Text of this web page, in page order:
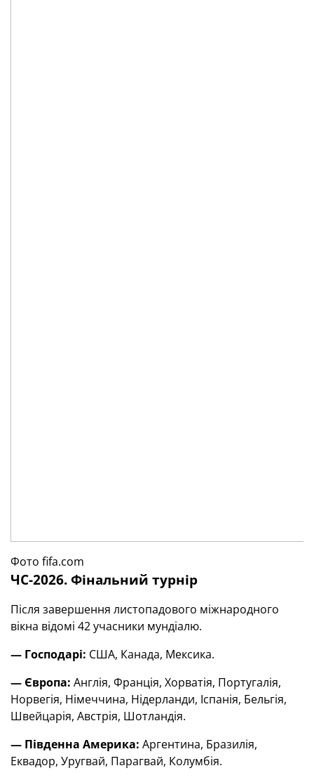
Фото fifa.com
ЧС-2026. Фінальний турнір
Після завершення листопадового міжнародного
вікна відомі 42 учасники мундіалю.
— Господарі: США, Канада, Мексика.
— Європа: Англія, Франція, Хорватія, Португалія,
Норвегія, Німеччина, Нідерланди, Іспанія, Бельгія,
Швейцарія, Австрія, Шотландія.
— Південна Америка: Аргентина, Бразилія,
Еквадор, Уругвай, Парагвай, Колумбія.